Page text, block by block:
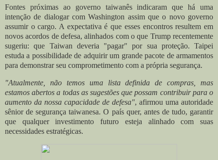
Fontes próximas ao governo taiwanês indicaram que há uma
intenção de dialogar com Washington assim que o novo governo
assumir o cargo. A expectativa é que esses encontros resultem em
novos acordos de defesa, alinhados com o que Trump recentemente
sugeriu: que Taiwan deveria "pagar" por sua proteção. Taipei
estuda a possibilidade de adquirir um grande pacote de armamentos
para demonstrar seu comprometimento com a própria segurança.
"Atualmente, não temos uma lista definida de compras, mas
estamos abertos a todas as sugestões que possam contribuir para o
aumento da nossa capacidade de defesa", afirmou uma autoridade
sênior de segurança taiwanesa. O país quer, antes de tudo, garantir
que qualquer investimento futuro esteja alinhado com suas
necessidades estratégicas.